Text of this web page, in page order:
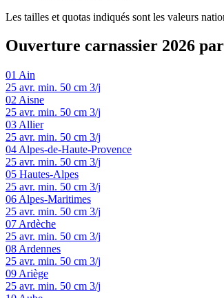
Les tailles et quotas indiqués sont les valeurs
Ouverture carnassier 2026
01 Ain
25 avr. min. 50 cm 3/j
02 Aisne
25 avr. min. 50 cm 3/j
03 Allier
25 avr. min. 50 cm 3/j
04 Alpes-de-Haute-Provence
25 avr. min. 50 cm 3/j
05 Hautes-Alpes
25 avr. min. 50 cm 3/j
06 Alpes-Maritimes
25 avr. min. 50 cm 3/j
07 Ardèche
25 avr. min. 50 cm 3/j
08 Ardennes
25 avr. min. 50 cm 3/j
09 Ariège
25 avr. min. 50 cm 3/j